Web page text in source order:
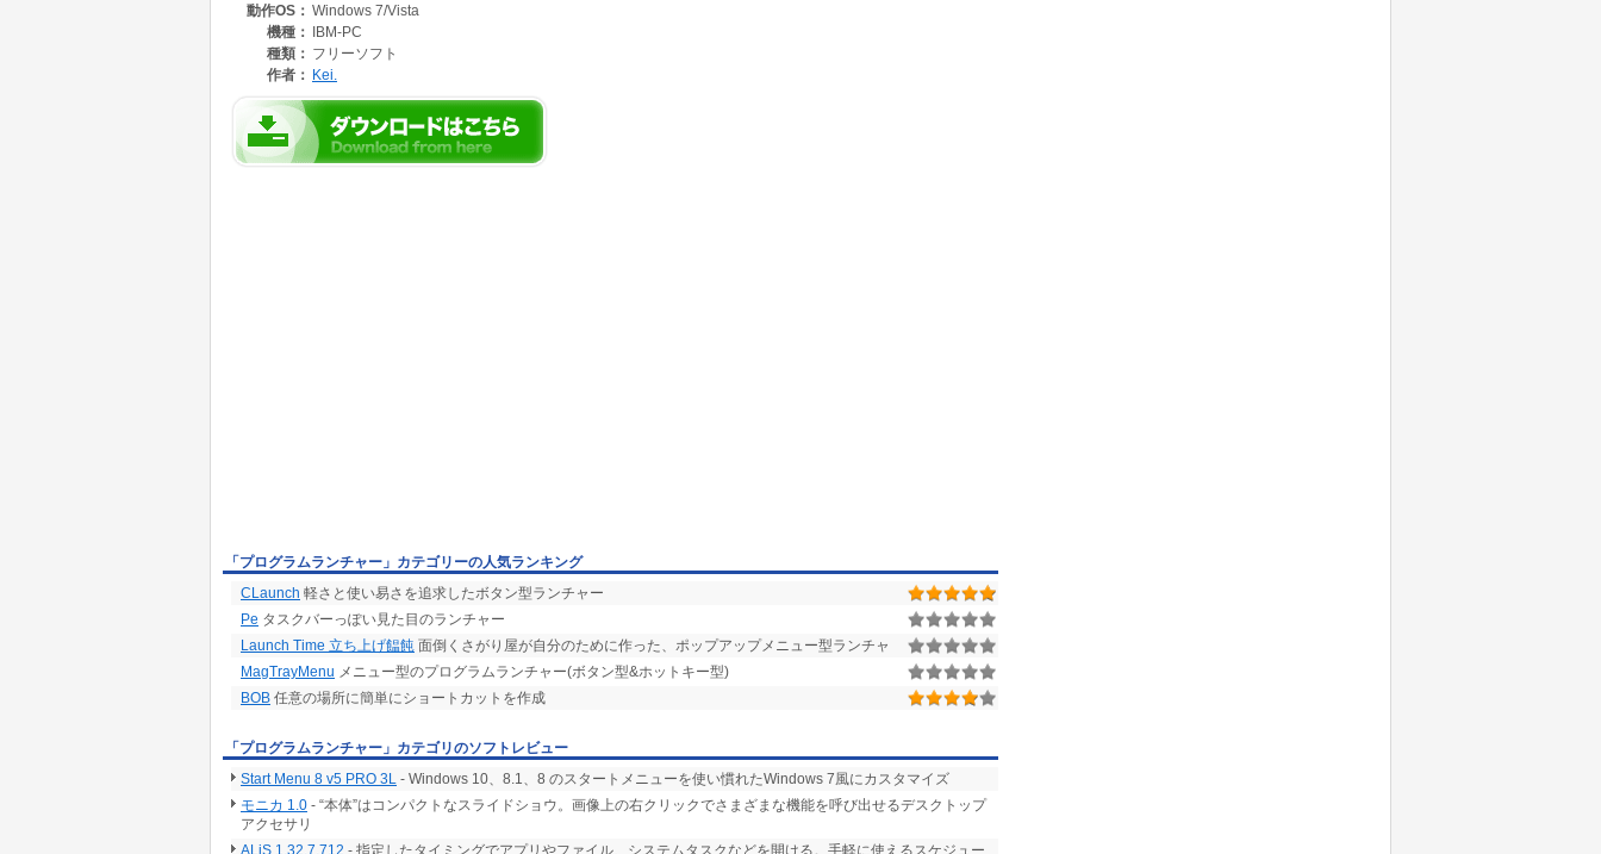
動作OS： Windows 7/Vista
機種：
IBM-PC
種類： フリーソフト
作者： Kei.
「プログラムランチャー」カテゴリーの人気ランキング
CLaunch 軽さと使い易さを追求したボタン型ランチャー
Pe タスクバーっぽい見た目のランチャー
Launch Time 立ち上げ饂飩 面倒くさがり屋が自分のために作った、ポップアップメニュー型ランチャ
MagTrayMenu メニュー型のプログラムランチャー(ボタン型&ホットキー型)
BOB 任意の場所に簡単にショートカットを作成
「プログラムランチャー」カテゴリのソフトレビュー
Start Menu 8 v5 PRO 3L - Windows 10、8.1、8 のスタートメニューを使い慣れたWindows 7風にカスタマイズ
モニカ 1.0 - “本体”はコンパクトなスライドショウ。画像上の右クリックでさまざまな機能を呼び出せるデスクトップ
アクセサリ
ALiS 1.32.7.712 - 指定したタイミングでアプリやファイル、システムタスクなどを開ける。手軽に使えるスケジュー